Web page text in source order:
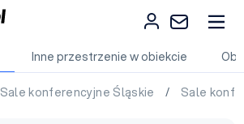
Inne przestrzenie w obiekcie
Sale konferencyjne Śląskie / Sale